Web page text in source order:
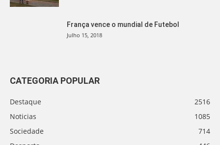
França vence o mundial de Futebol
Julho 15, 2018
CATEGORIA POPULAR
Destaque
2516
Noticias
1085
Sociedade
714